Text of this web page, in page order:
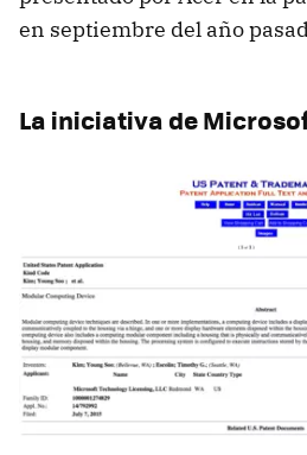
en septiembre del año
La iniciativa de